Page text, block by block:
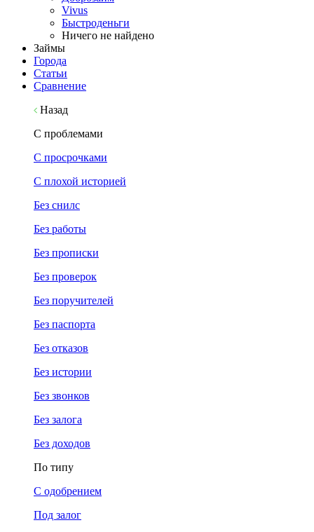
Vivus
Быстроденьги
Ничего не найдено
Займы
Города
Статьи
Сравнение
Назад
С проблемами
С просрочками
С плохой историей
Без снилс
Без работы
Без прописки
Без проверок
Без поручителей
Без паспорта
Без отказов
Без истории
Без звонков
Без залога
Без доходов
По типу
С одобрением
Под залог